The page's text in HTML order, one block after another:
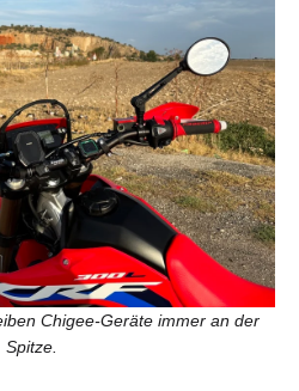
Chigee-Geräte immer an der
Spitze.